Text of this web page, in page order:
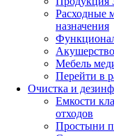
Расходные
назначения
Мебель
Перейти в
Очистка и
Емкости
отходов
Простыни